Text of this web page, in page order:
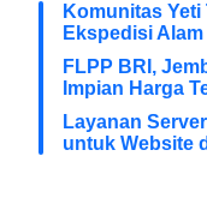
Komunitas
Ekspedisi
FLPP BRI,
Impian Harga
Layanan
untuk Website